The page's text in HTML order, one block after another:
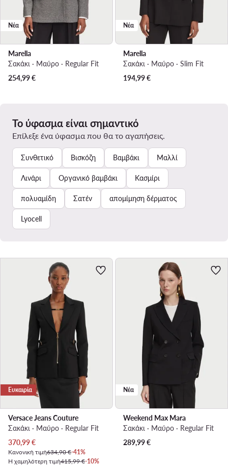
Νέα
Marella
Σακάκι · Μαύρο · Regular Fit
254,99€
Νέα
Marella
Σακάκι · Μαύρο · Slim Fit
194,99€
Το ύφασμα είναι σημαντικό
Επίλεξε ένα ύφασμα που θα το αγαπήσεις.
Συνθετικό Βισκόζη Βαμβάκι Μαλλί
Λινάρι Οργανικό βαμβάκι Κασμίρι
πολυαμίδη Σατέν απομίμηση δέρματος
Lyocell
Ευκαιρία
Versace Jeans Couture
Σακάκι · Μαύρο · Regular Fit
Τρέχουσα τιμή
370,99€
Κανονική τιμή634,90 €-41%
Η χαμηλότερη τιμή415,99 €-10%
Νέα
Weekend Max Mara
Σακάκι · Μαύρο · Regular Fit
289,99€